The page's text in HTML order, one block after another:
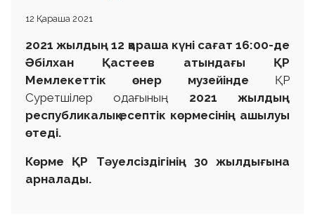
12 Қараша 2021
2021 жылдың 12 қараша күні сағат 16:00-де
Әбілхан Қастеев атындағы ҚР
Мемлекеттік өнер музейінде ҚР
Суретшілер одағының 2021 жылдың
республикалық есептік көрмесінің ашылуы
өтеді.
Көрме ҚР Тәуелсіздігінің 30 жылдығына
арналады.